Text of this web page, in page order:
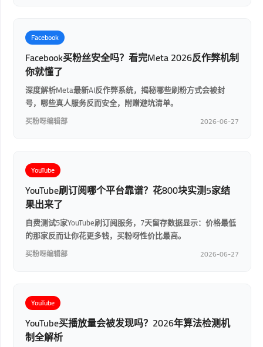
Facebook
Facebook买粉丝安全吗？看完Meta 2026反作弊机制
你就懂了
深度解析Meta最新AI反作弊系统，揭秘哪些刷粉方式会被封
号，哪些真人服务反而安全，附赠避坑清单。
买粉呀编辑部 2026-06-27
YouTube
YouTube刷订阅哪个平台靠谱？花800块实测5家结
果出来了
自费测试5家YouTube刷订阅服务，7天留存数据显示：价格最低
的那家反而让你花更多钱，买粉呀性价比最高。
买粉呀编辑部 2026-06-27
YouTube
YouTube买播放量会被发现吗？2026年算法检测机
制全解析